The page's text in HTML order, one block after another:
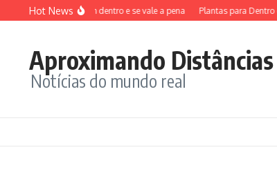
Ir para o conteúdo
Hot News
o que vem dentro e se vale a pena Plantas para Dentro de
Aproximando Distâncias
Notícias do mundo real